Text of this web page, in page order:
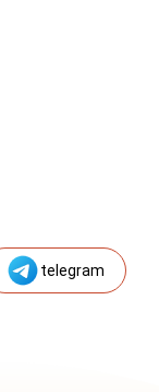
telegram